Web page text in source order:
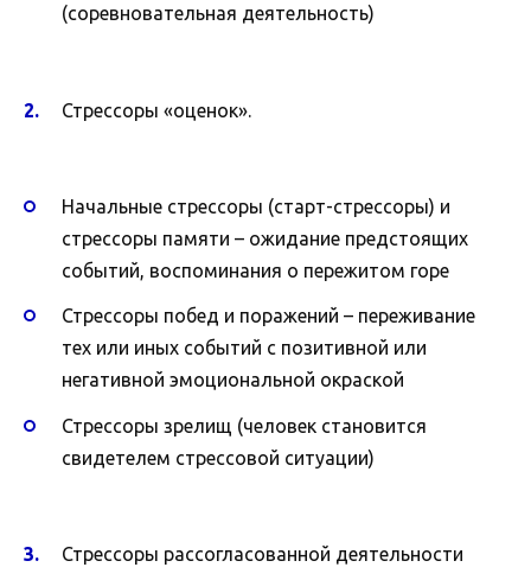
(соревновательная деятельность)
Стрессоры «оценок».
Начальные стрессоры (старт-стрессоры) и
стрессоры памяти – ожидание предстоящих
событий, воспоминания о пережитом горе
Стрессоры побед и поражений – переживание
тех или иных событий с позитивной или
негативной эмоциональной окраской
Стрессоры зрелищ (человек становится
свидетелем стрессовой ситуации)
Стрессоры рассогласованной деятельности